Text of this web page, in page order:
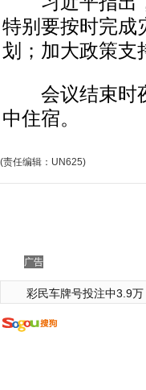
特别要按时完成
划；加大政策支
会议结束时夜
中住宿。
(责任编辑：UN625)
广告
彩民车牌号投注中3.9万